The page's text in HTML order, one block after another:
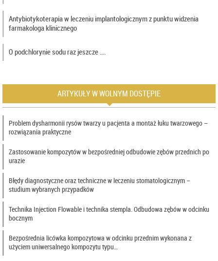
Antybiotykoterapia w leczeniu implantologicznym z punktu widzenia
farmakologa klinicznego
O podchlorynie sodu raz jeszcze ….
ARTYKUŁY W WOLNYM DOSTĘPIE
Problem dysharmonii rysów twarzy u pacjenta a montaż łuku twarzowego –
rozwiązania praktyczne
Zastosowanie kompozytów w bezpośredniej odbudowie zębów przednich po
urazie
Błędy diagnostyczne oraz techniczne w leczeniu stomatologicznym –
studium wybranych przypadków
Technika Injection Flowable i technika stempla. Odbudowa zębów w odcinku
bocznym
Bezpośrednia licówka kompozytowa w odcinku przednim wykonana z
użyciem uniwersalnego kompozytu typu…